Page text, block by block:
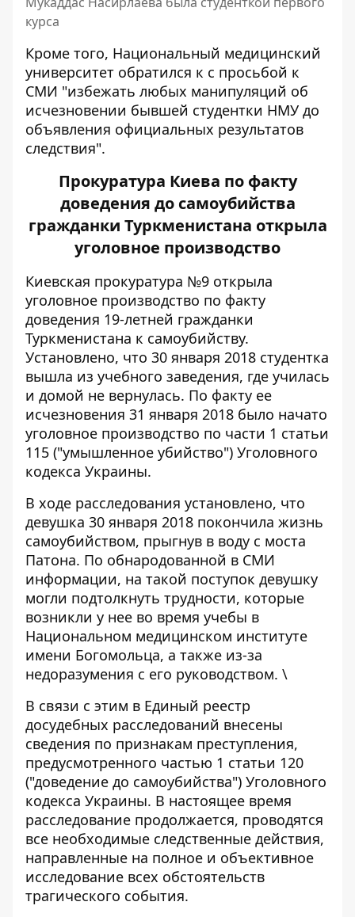
курса
Кроме того, Национальный медицинский
университет обратился к с просьбой к
СМИ "избежать любых манипуляций об
исчезновении бывшей студентки НМУ до
объявления официальных результатов
следствия".
Прокуратура Киева по факту
доведения до самоубийства
гражданки Туркменистана открыла
уголовное производство
Киевская прокуратура №9 открыла
уголовное производство по факту
доведения 19-летней гражданки
Туркменистана к самоубийству.
Установлено, что 30 января 2018 студентка
вышла из учебного заведения, где училась
и домой не вернулась. По факту ее
исчезновения 31 января 2018 было начато
уголовное производство по части 1 статьи
115 ("умышленное убийство") Уголовного
кодекса Украины.
В ходе расследования установлено, что
девушка 30 января 2018 покончила жизнь
самоубийством, прыгнув в воду с моста
Патона. По обнародованной в СМИ
информации, на такой поступок девушку
могли подтолкнуть трудности, которые
возникли у нее во время учебы в
Национальном медицинском институте
имени Богомольца, а также из-за
недоразумения с его руководством. \
В связи с этим в Единый реестр
досудебных расследований внесены
сведения по признакам преступления,
предусмотренного частью 1 статьи 120
("доведение до самоубийства") Уголовного
кодекса Украины. В настоящее время
расследование продолжается, проводятся
все необходимые следственные действия,
направленные на полное и объективное
исследование всех обстоятельств
трагического события.